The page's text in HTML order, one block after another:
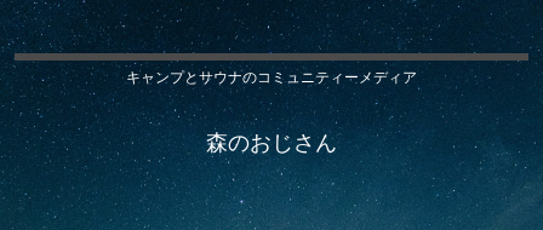
キャンプとサウナのコミュニティーメディア
森のおじさん